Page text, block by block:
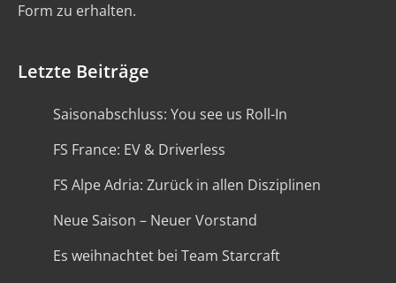
Form zu erhalten.
Letzte Beiträge
Saisonabschluss: You see us Roll-In
FS France: EV & Driverless
FS Alpe Adria: Zurück in allen Disziplinen
Neue Saison – Neuer Vorstand
Es weihnachtet bei Team Starcraft